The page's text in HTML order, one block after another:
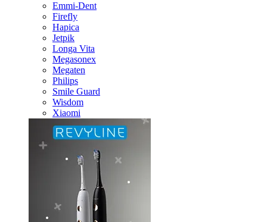
Emmi-Dent
Firefly
Hapica
Jetpik
Longa Vita
Megasonex
Megaten
Philips
Smile Guard
Wisdom
Xiaomi